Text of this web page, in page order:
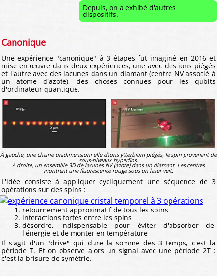
Depuis, on a exhibé d'autres
dispositifs.
Canonique
Une expérience "canonique" à 3 étapes fut imaginé en 2016 et
mise en œuvre dans deux expériences, une avec des ions piégés
et l'autre avec des lacunes dans un diamant (centre NV associé à
un atome d'azote), des choses connues pour les qubits
d'ordinateur quantique.
À gauche, une chaine unidimensionnelle d'ions ytterbium piégés, le spin provenant de
sous-niveaux hyperfins.
À droite, un ensemble 3D de lacunes NV (azote) dans un diamant. Les centres
montrent une fluorescence rouge sous un laser vert.
L'idée consiste à appliquer cycliquement une séquence de 3
opérations sur des spins :
retournement approximatif de tous les spins
interactions fortes entre les spins
désordre, indispensable pour éviter d'absorber de
l'énergie et de monter en température
Il s'agit d'un "drive" qui dure la somme des 3 temps, c'est la
période T. Et on observe alors un signal avec une période 2T :
c'est la brisure de symétrie.